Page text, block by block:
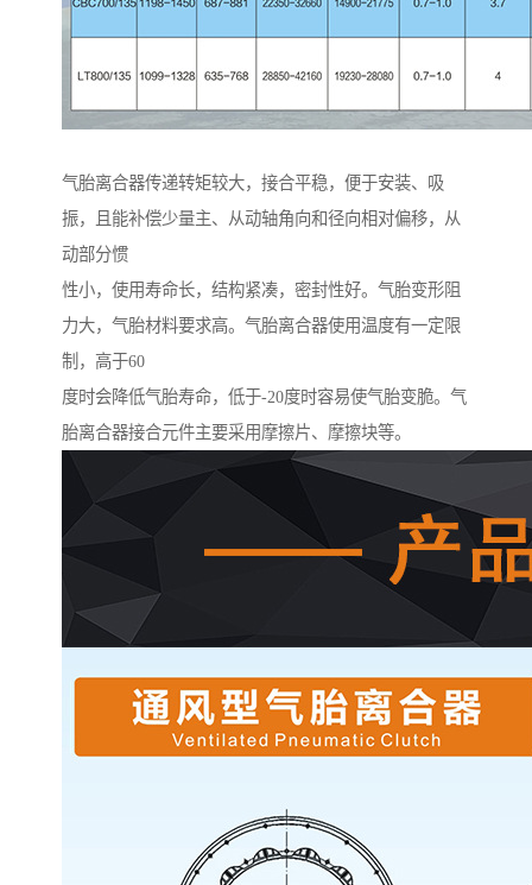
气胎离合器传递转矩较大，接合平稳，便于安装、吸
振，且能补偿少量主、从动轴角向和径向相对偏移，从
动部分惯
性小，使用寿命长，结构紧凑，密封性好。气胎变形阻
力大，气胎材料要求高。气胎离合器使用温度有一定限
制，高于60
度时会降低气胎寿命，低于-20度时容易使气胎变脆。气
胎离合器接合元件主要采用摩擦片、摩擦块等。